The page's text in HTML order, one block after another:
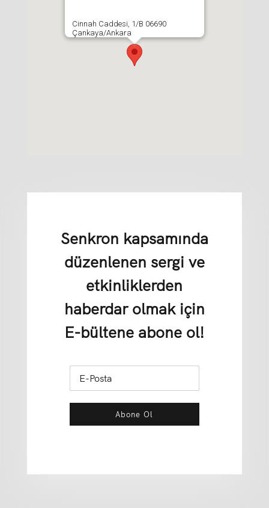
Cinnah Caddesi, 1/B 06690
Çankaya/Ankara
Senkron kapsamında
düzenlenen sergi ve
etkinliklerden
haberdar olmak için
E-bültene abone ol!
Abone Ol